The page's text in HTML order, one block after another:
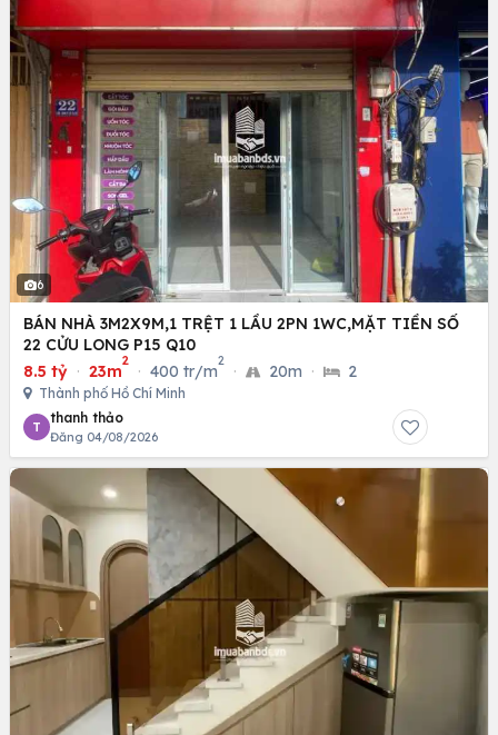
6
BÁN NHÀ 3M2X9M,1 TRỆT 1 LẦU 2PN 1WC,MẶT TIỀN SỐ
22 CỬU LONG P15 Q10
8.5 tỷ · 23m
2
· 400 tr/m
2
· 20m · 2
Thành phố Hồ Chí Minh
T
thanh thảo
Đăng 04/08/2026